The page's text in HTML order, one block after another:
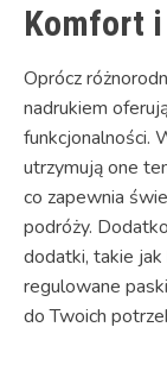
Komfort
Oprócz
nadrukiem
funkcjonalności.
utrzymują one
co zapewnia
podróży.
dodatki, takie
regulowane
do Twoich